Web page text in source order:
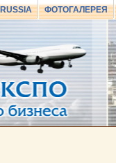
ФОТОГАЛЕРЕЯ